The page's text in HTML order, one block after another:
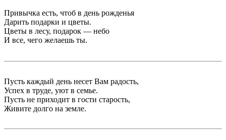
Привычка есть, чтоб в день рожденья
Дарить подарки и цветы.
Цветы в лесу, подарок — небо
И все, чего желаешь ты.
Пусть каждый день несет Вам радость,
Успех в труде, уют в семье.
Пусть не приходит в гости старость,
Живите долго на земле.